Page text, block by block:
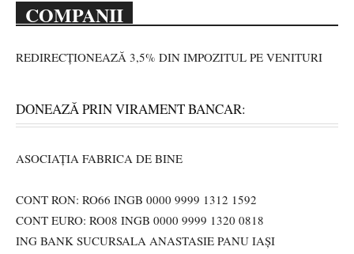
COMPANII
REDIRECȚIONEAZĂ 3,5% DIN IMPOZITUL PE VENITURI
DONEAZĂ PRIN VIRAMENT BANCAR:
ASOCIAȚIA FABRICA DE BINE
CONT RON: RO66 INGB 0000 9999 1312 1592
CONT EURO: RO08 INGB 0000 9999 1320 0818
ING BANK SUCURSALA ANASTASIE PANU IAȘI